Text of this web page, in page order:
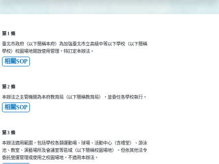
第 1 條
臺北市政府（以下簡稱本府）為加強臺北市立高級中等以下學校（以下簡稱
學校）校園場地開放使用管理，特訂定本辦法。
相關SOP
第 2 條
本辦法之主管機關為本府教育局（以下簡稱教育局），並委任各學校執行。
相關SOP
第 3 條
本辦法適用範圍，包括學校各類運動場、球場、活動中心（含禮堂）、游泳
池、教室、演藝場所及會議室等區域（以下簡稱校園場地）。但依其他法令
委託營運管理或使用之校園場地，不適用本辦法。